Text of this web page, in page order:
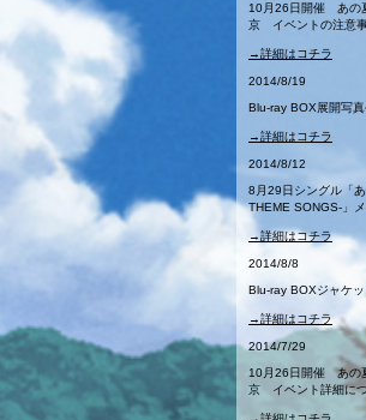
10月26日開催 あの
京 イベントの注意
→詳細はコチラ
2014/8/19
Blu-ray BOX展開写真
→詳細はコチラ
2014/8/12
8月29日シングル「
THEME SONGS-」
→詳細はコチラ
2014/8/8
Blu-ray BOXジャケッ
→詳細はコチラ
2014/7/29
10月26日開催 あの
京 イベント詳細に